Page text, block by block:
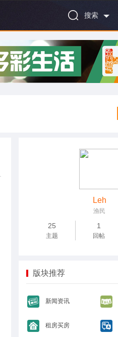
搜索
Leh
渔民
25
主题
1
回帖
版块推荐
新闻资讯
租房买房